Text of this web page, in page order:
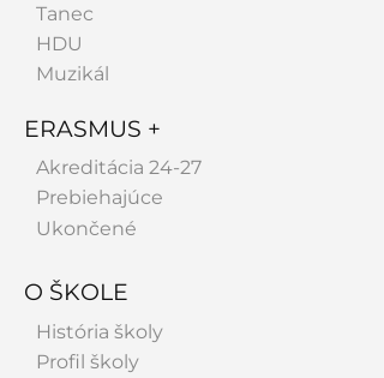
Tanec
HDU
Muzikál
ERASMUS +
Akreditácia 24-27
Prebiehajúce
Ukončené
O ŠKOLE
História školy
Profil školy